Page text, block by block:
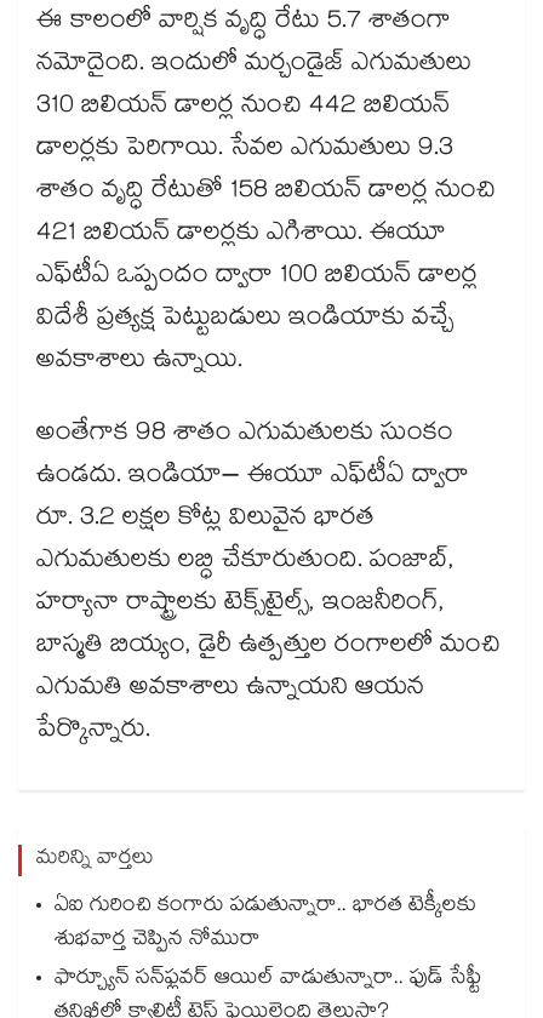
ఈ కాలంలో వార్షిక వృద్ధి రేటు 5.7 శాతంగా
నమోదైంది. ఇందులో మర్చండైజ్ ఎగుమతులు
310 బిలియన్ డాలర్ల నుంచి 442 బిలియన్
డాలర్లకు పెరిగాయి. సేవల ఎగుమతులు 9.3
శాతం వృద్ధి రేటుతో 158 బిలియన్ డాలర్ల నుంచి
421 బిలియన్ డాలర్లకు ఎగిశాయి. ఈయూ
ఎఫ్‌‌టీఏ ఒప్పందం ద్వారా 100 బిలియన్ డాలర్ల
విదేశీ ప్రత్యక్ష పెట్టుబడులు ఇండియాకు వచ్చే
అవకాశాలు ఉన్నాయి.
అంతేగాక 98 శాతం ఎగుమతులకు సుంకం
ఉండదు. ఇండియా– ఈయూ ఎఫ్‌‌టీఏ ద్వారా
రూ. 3.2 లక్షల కోట్ల విలువైన భారత
ఎగుమతులకు లబ్ధి చేకూరుతుంది. పంజాబ్,
హర్యానా రాష్ట్రాలకు టెక్స్‌‌టైల్స్, ఇంజనీరింగ్,
బాస్మతి బియ్యం, డైరీ ఉత్పత్తుల రంగాలలో మంచి
ఎగుమతి అవకాశాలు ఉన్నాయని ఆయన
పేర్కొన్నారు.
మరిన్ని వార్తలు
ఏఐ గురించి కంగారు పడుతున్నారా.. భారత టెక్కీలకు
శుభవార్త చెప్పిన నోమురా
ఫార్చ్యూన్ సన్‌ఫ్లవర్ ఆయిల్ వాడుతున్నారా.. ఫుడ్ సేఫ్టీ